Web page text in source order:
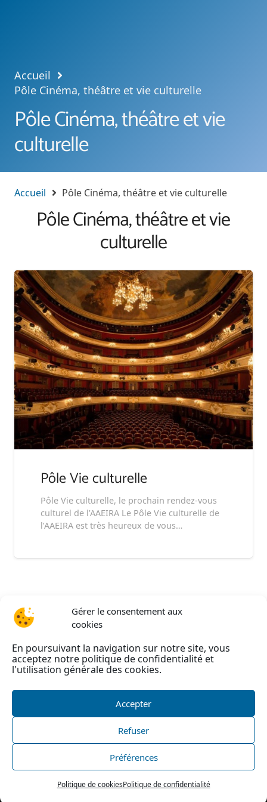
Gérer le consentement aux
cookies
En poursuivant la navigation sur notre site, vous
acceptez notre politique de confidentialité et
l'utilisation générale des cookies.
Accepter
Refuser
Préférences
Politique de cookiesPolitique de confidentialité
Accueil
Pôle Cinéma, théâtre et vie culturelle
Pôle Cinéma, théâtre et vie
culturelle
Accueil Pôle Cinéma, théâtre et vie culturelle
Pôle Cinéma, théâtre et vie
culturelle
Pôle Vie culturelle
Pôle Vie culturelle, le prochain rendez-vous
culturel de l’AAEIRA Le Pôle Vie culturelle de
l’AAEIRA est très heureux de vous…
©AAEIRA2026 –Mentions légales–Politique de
Politique de cookies
contacter| Site internet réalisé par l’agence webHe-
site pas